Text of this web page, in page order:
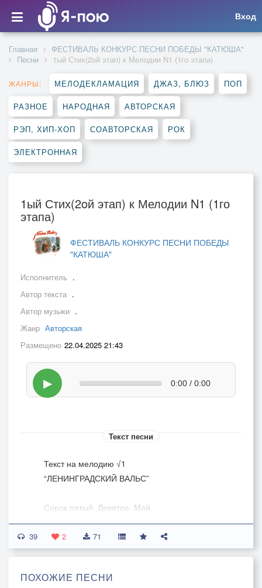
Вход
Главная
ФЕСТИВАЛЬ КОНКУРС ПЕСНИ ПОБЕДЫ "КАТЮША"
Песни
1ый Стих(2oй этап) к Мелодии N1 (1го этапа)
ЖАНРЫ: МЕЛОДЕКЛАМАЦИЯ ДЖАЗ, БЛЮЗ ПОП
РАЗНОЕ НАРОДНАЯ АВТОРСКАЯ
РЭП, ХИП-ХОП СОАВТОРСКАЯ РОК
ЭЛЕКТРОННАЯ
1ый Стих(2oй этап) к Мелодии N1 (1го
этапа)
ФЕСТИВАЛЬ КОНКУРС ПЕСНИ ПОБЕДЫ
"КАТЮША"
Исполнитель .
Автор текста .
Автор музыки .
Жанр Авторская
Размещено 22.04.2025 21:43
▶ 0:00 / 0:00
Текст песни
Текст на мелодию √1
“ЛЕНИНГРАДСКИЙ ВАЛЬС”
Сорок пятый. Девятое. Май.
На Дворцовой - оркестр и танцы.
К мирной жизни, народ, привыкай!
На века, на века!
Быть краси'вее - зря пытаться!
39 2 71
ПОХОЖИЕ ПЕСНИ